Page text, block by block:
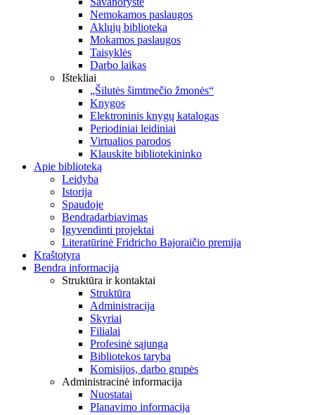
Nemokamos paslaugos
Aklųjų biblioteka
Mokamos paslaugos
Taisyklės
Darbo laikas
Ištekliai
„Šilutės šimtmečio žmonės“
Knygos
Elektroninis knygų katalogas
Periodiniai leidiniai
Virtualios parodos
Klauskite bibliotekininko
Apie biblioteką
Leidyba
Istorija
Spaudoje
Bendradarbiavimas
Įgyvendinti projektai
Literatūrinė Fridricho Bajoraičio premija
Kraštotyra
Bendra informacija
Struktūra ir kontaktai
Struktūra
Administracija
Skyriai
Filialai
Profesinė sąjunga
Bibliotekos taryba
Komisijos, darbo grupės
Administracinė informacija
Nuostatai
Planavimo informacija